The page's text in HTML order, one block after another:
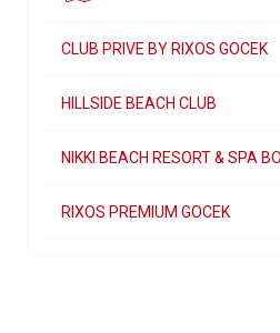
CLUB PRIVE BY RIXOS GOCEK
HILLSIDE BEACH CLUB
NIKKI BEACH RESORT & SPA
RIXOS PREMIUM GOCEK